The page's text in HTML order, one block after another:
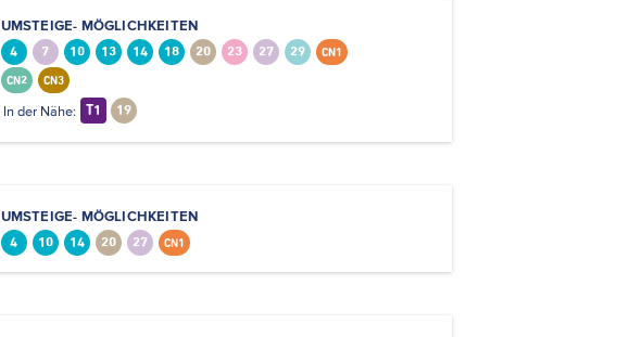
UMSTEIGE- MÖGLICHKEITEN
4 7 10 13 14 18 20 23 27 29 CN1
CN2 CN3
In der Nähe: T1 19
UMSTEIGE- MÖGLICHKEITEN
4 10 14 20 27 CN1